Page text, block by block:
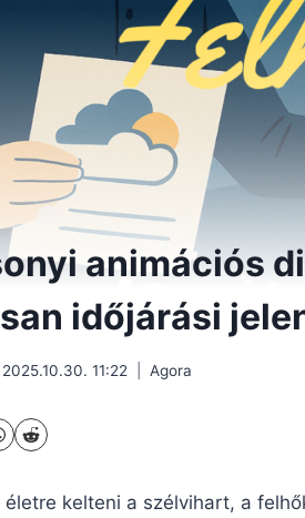
animációs
időjárási
2025.10.30. 11:22 Agora
életre kelteni a szélvihart, a